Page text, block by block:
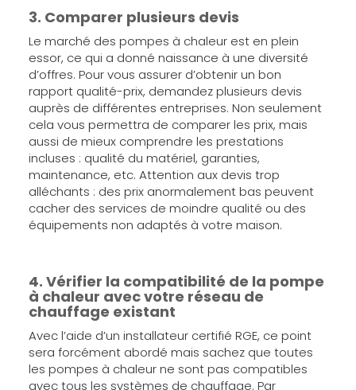
3. Comparer plusieurs devis
Le marché des pompes à chaleur est en plein
essor, ce qui a donné naissance à une diversité
d’offres. Pour vous assurer d’obtenir un bon
rapport qualité-prix, demandez plusieurs devis
auprès de différentes entreprises. Non seulement
cela vous permettra de comparer les prix, mais
aussi de mieux comprendre les prestations
incluses : qualité du matériel, garanties,
maintenance, etc. Attention aux devis trop
alléchants : des prix anormalement bas peuvent
cacher des services de moindre qualité ou des
équipements non adaptés à votre maison.
4. Vérifier la compatibilité de la pompe
à chaleur avec votre réseau de
chauffage existant
Avec l’aide d’un installateur certifié RGE, ce point
sera forcément abordé mais sachez que toutes
les pompes à chaleur ne sont pas compatibles
avec tous les systèmes de chauffage. Par